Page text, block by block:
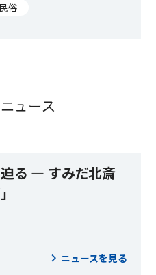
俗
ュース
る ― すみだ北斎
ニュースを見る